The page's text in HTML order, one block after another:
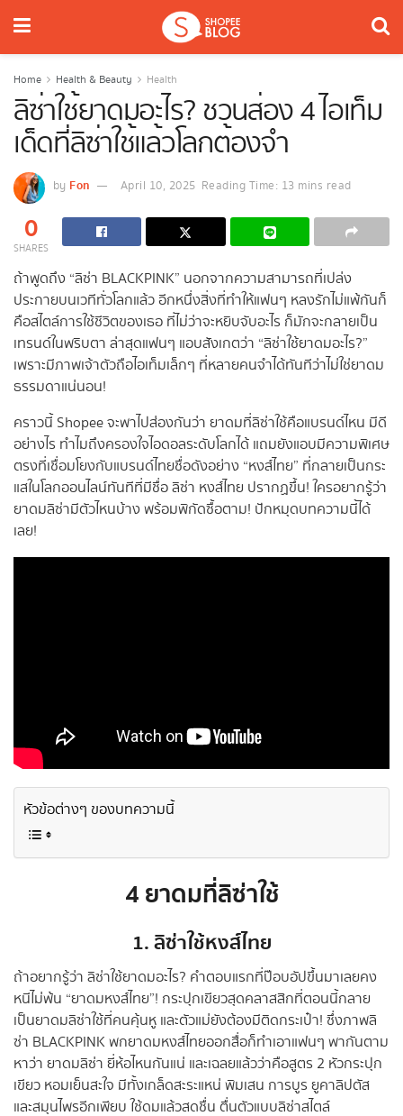
Home Health & Beauty Health
ลิซ่าใช้ยาดมอะไร? ชวนส่อง 4 ไอเท็ม
เด็ดที่ลิซ่าใช้แล้วโลกต้องจำ
by Fon April 10, 2025 Reading Time: 13 mins read
0
SHARES
ถ้าพูดถึง “ลิซ่า BLACKPINK” นอกจากความสามารถที่เปล่ง
ประกายบนเวทีทั่วโลกแล้ว อีกหนึ่งสิ่งที่ทำให้แฟนๆ หลงรักไม่แพ้กันก็
คือสไตล์การใช้ชีวิตของเธอ ที่ไม่ว่าจะหยิบจับอะไร ก็มักจะกลายเป็น
เทรนด์ในพริบตา ล่าสุดแฟนๆ แอบสังเกตว่า “ลิซ่าใช้ยาดมอะไร?”
เพราะมีภาพเจ้าตัวถือไอเท็มเล็กๆ ที่หลายคนจำได้ทันทีว่าไม่ใช่ยาดม
ธรรมดาแน่นอน!
คราวนี้ Shopee จะพาไปส่องกันว่า ยาดมที่ลิซ่าใช้คือแบรนด์ไหน มีดี
อย่างไร ทำไมถึงครองใจไอดอลระดับโลกได้ แถมยังแอบมีความพิเศษ
ตรงที่เชื่อมโยงกับแบรนด์ไทยชื่อดังอย่าง “หงส์ไทย” ที่กลายเป็นกระ
แสในโลกออนไลน์ทันทีที่มีชื่อ ลิซ่า หงส์ไทย ปรากฏขึ้น! ใครอยากรู้ว่า
ยาดมลิซ่ามีตัวไหนบ้าง พร้อมพิกัดซื้อตาม! ปักหมุดบทความนี้ได้
เลย!
หัวข้อต่างๆ ของบทความนี้
4 ยาดมที่ลิซ่าใช้
1. ลิซ่าใช้หงส์ไทย
ถ้าอยากรู้ว่า ลิซ่าใช้ยาดมอะไร? คำตอบแรกที่ป๊อบอัปขึ้นมาเลยคง
หนีไม่พ้น “ยาดมหงส์ไทย”! กระปุกเขียวสุดคลาสสิกที่ตอนนี้กลาย
เป็นยาดมลิซ่าใช้ที่คนคุ้นหู และตัวแม่ยังต้องมีติดกระเป๋า! ซึ่งภาพลิ
ซ่า BLACKPINK พกยาดมหงส์ไทยออกสื่อก็ทำเอาแฟนๆ พากันตาม
หาว่า ยาดมลิซ่า ยี่ห้อไหนกันแน่ และเฉลยแล้วว่าคือสูตร 2 หัวกระปุก
เขียว หอมเย็นสะใจ มีทั้งเกล็ดสะระแหน่ พิมเสน การบูร ยูคาลิปตัส
และสมุนไพรอีกเพียบ ใช้ดมแล้วสดชื่น ตื่นตัวแบบลิซ่าสไตล์